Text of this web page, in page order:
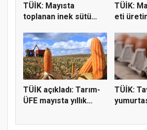
TÜİK: Mayısta
toplanan inek sütü
TÜİK:
eti
TÜİK açıkladı: Tarım-
ÜFE mayısta yıllık
TÜİK: